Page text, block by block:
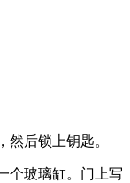
后锁上钥匙。
个玻璃缸。门上写